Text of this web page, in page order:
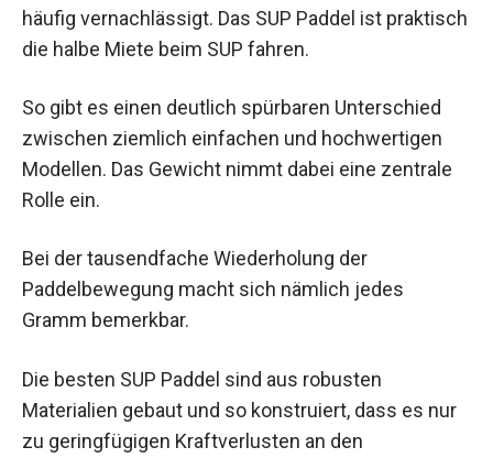
häufig vernachlässigt. Das SUP Paddel ist praktisch
die halbe Miete beim SUP fahren.
So gibt es einen deutlich spürbaren Unterschied
zwischen ziemlich einfachen und hochwertigen
Modellen. Das Gewicht nimmt dabei eine zentrale
Rolle ein.
Bei der tausendfache Wiederholung der
Paddelbewegung macht sich nämlich jedes
Gramm bemerkbar.
Die besten SUP Paddel sind aus robusten
Materialien gebaut und so konstruiert, dass es nur
zu geringfügigen Kraftverlusten an den